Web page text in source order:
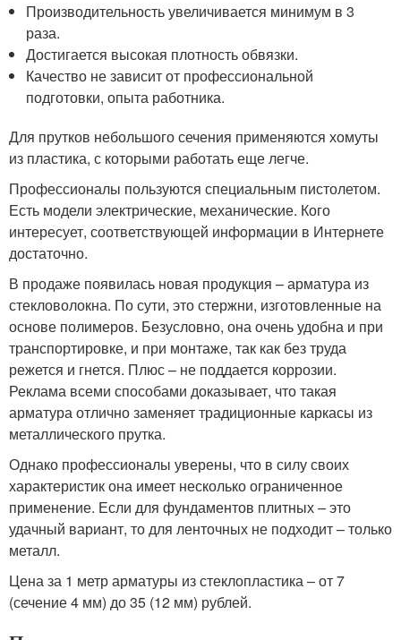
Производительность увеличивается минимум в 3
раза.
Достигается высокая плотность обвязки.
Качество не зависит от профессиональной
подготовки, опыта работника.
Для прутков небольшого сечения применяются хомуты
из пластика, с которыми работать еще легче.
Профессионалы пользуются специальным пистолетом.
Есть модели электрические, механические. Кого
интересует, соответствующей информации в Интернете
достаточно.
В продаже появилась новая продукция – арматура из
стекловолокна. По сути, это стержни, изготовленные на
основе полимеров. Безусловно, она очень удобна и при
транспортировке, и при монтаже, так как без труда
режется и гнется. Плюс – не поддается коррозии.
Реклама всеми способами доказывает, что такая
арматура отлично заменяет традиционные каркасы из
металлического прутка.
Однако профессионалы уверены, что в силу своих
характеристик она имеет несколько ограниченное
применение. Если для фундаментов плитных – это
удачный вариант, то для ленточных не подходит – только
металл.
Цена за 1 метр арматуры из стеклопластика – от 7
(сечение 4 мм) до 35 (12 мм) рублей.